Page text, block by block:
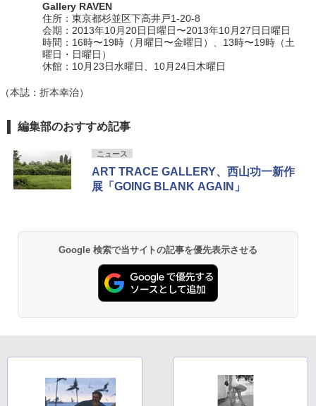
Gallery RAVEN
住所：東京都杉並区下高井戸1-20-8
会期：2013年10月20日日曜日〜2013年10月27日日曜日
時間：16時〜19時（月曜日〜金曜日）、13時〜19時（土
曜日・日曜日）
休館：10月23日水曜日、10月24日木曜日
（本誌：折本幸治）
編集部のおすすめ記事
ニュース
ART TRACE GALLERY、西山功一新作
展「GOING BLANK AGAIN」
Google 検索で当サイトの記事を優先表示させる